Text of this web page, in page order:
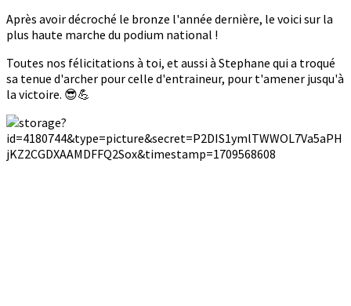
Après avoir décroché le bronze l'année dernière, le voici sur la
plus haute marche du podium national !
Toutes nos félicitations à toi, et aussi à Stephane qui a troqué
sa tenue d'archer pour celle d'entraineur, pour t'amener jusqu'à
la victoire. 😎💪